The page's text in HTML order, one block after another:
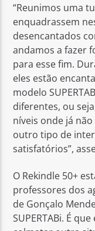
“Reunimos uma
enquadrassem
desencantados
andamos a fazer
para esse fim.
eles estão
modelo
diferentes, ou
níveis onde já
outro tipo de
satisfatórios”,
O Rekindle 50+
professores dos
de Gonçalo
SUPERTABi. É